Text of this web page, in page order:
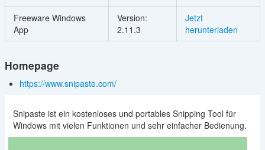
Freeware Windows
App
Version:
2.11.3
Jetzt
herunterladen
Homepage
https://www.snipaste.com/
Snipaste ist ein kostenloses und portables Snipping Tool für
Windows mit vielen Funktionen und sehr einfacher Bedienung.